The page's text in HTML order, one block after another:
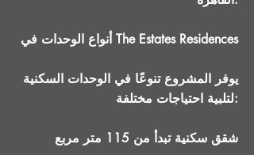
أنواع الوحدات في The Estates Residences
يوفر المشروع تنوعًا في الوحدات السكنية
لتلبية احتياجات مختلفة:
شقق سكنية تبدأ من 115 متر مربع